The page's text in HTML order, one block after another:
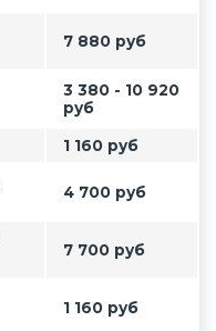
7 880 руб
3 380 - 10 920
руб
1 160 руб
4 700 руб
7 700 руб
1 160 руб